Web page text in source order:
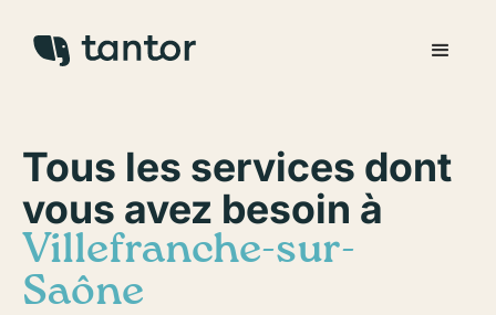
Tous les services dont
vous avez besoin à
Villefranche-sur-
Saône